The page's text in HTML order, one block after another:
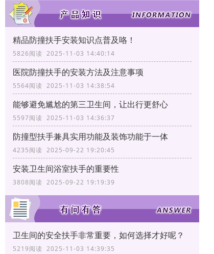
精品防撞扶手安装知识点普及咯！
5826阅读 2025-11-03 14:40:14
医院防撞扶手的安装方法及注意事项
5564阅读 2025-11-03 14:38:54
能够避免尴尬的第三卫生间，让出行更舒心
5597阅读 2025-11-03 14:36:37
防撞型扶手兼具实用功能及装饰功能于一体
4235阅读 2025-09-22 19:20:45
安装卫生间浴室扶手的重要性
3808阅读 2025-09-22 19:19:39
卫生间的安全扶手非常重要，如何选择才好呢？
5219阅读 2025-11-03 14:39:35